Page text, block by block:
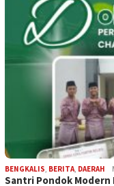
BENGKALIS, BERITA, DAERAH
Santri Pondok